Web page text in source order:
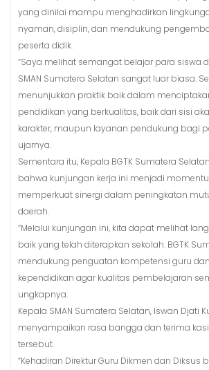
yang dinilai mampu menghadirkan
nyaman, disiplin, dan mendukung
peserta didik.
“Saya melihat semangat belajar para siswa
SMAN Sumatera Selatan sangat luar biasa.
menunjukkan praktik baik dalam
pendidikan yang berkualitas, baik dari sisi
karakter, maupun layanan pendukung bagi
ujarnya.
Sementara itu, Kepala BGTK Sumatera
bahwa kunjungan kerja ini menjadi
memperkuat sinergi dalam peningkatan
daerah.
“Melalui kunjungan ini, kita dapat melihat
baik yang telah diterapkan sekolah. BGTK
mendukung penguatan kompetensi guru
kependidikan agar kualitas pembelajaran
ungkapnya.
Kepala SMAN Sumatera Selatan, Iswan Djati
menyampaikan rasa bangga dan terima
tersebut.
“Kehadiran Direktur Guru Dikmen dan Diksus